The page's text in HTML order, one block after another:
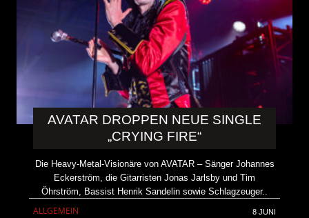
AVATAR DROPPEN NEUE SINGLE
„CRYING FIRE“
Die Heavy-Metal-Visionäre von AVATAR – Sänger Johannes
Eckerström, die Gitarristen Jonas Jarlsby und Tim
Öhrström, Bassist Henrik Sandelin sowie Schlagzeuger..
ALLGEMEIN 8 JUNI